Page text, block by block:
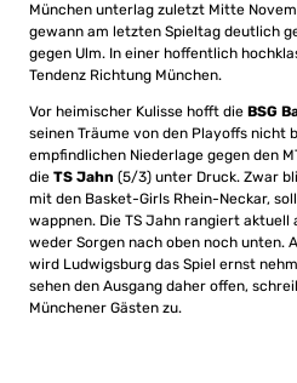
München unterlag zuletzt Mitte
gewann am letzten Spieltag deutlich
gegen Ulm. In einer hoffentlich
Tendenz Richtung München.
Vor heimischer Kulisse hofft die BSG
seinen Träume von den Playoffs nicht
empfindlichen Niederlage gegen den
die TS Jahn (5/3) unter Druck. Zwar
mit den Basket-Girls Rhein-Neckar,
wappnen. Die TS Jahn rangiert
weder Sorgen nach oben noch unten.
wird Ludwigsburg das Spiel ernst
sehen den Ausgang daher offen,
Münchener Gästen zu.